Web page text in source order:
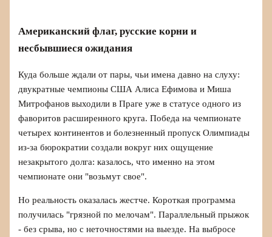
Американский флаг, русские корни и
несбывшиеся ожидания
Куда больше ждали от пары, чьи имена давно на слуху:
двукратные чемпионы США Алиса Ефимова и Миша
Митрофанов выходили в Праге уже в статусе одного из
фаворитов расширенного круга. Победа на чемпионате
четырех континентов и болезненный пропуск Олимпиады
из-за бюрократии создали вокруг них ощущение
незакрытого долга: казалось, что именно на этом
чемпионате они "возьмут свое".
Но реальность оказалась жестче. Короткая программа
получилась "грязной по мелочам". Параллельный прыжок
- без срыва, но с неточностями на выезде. На выбросе